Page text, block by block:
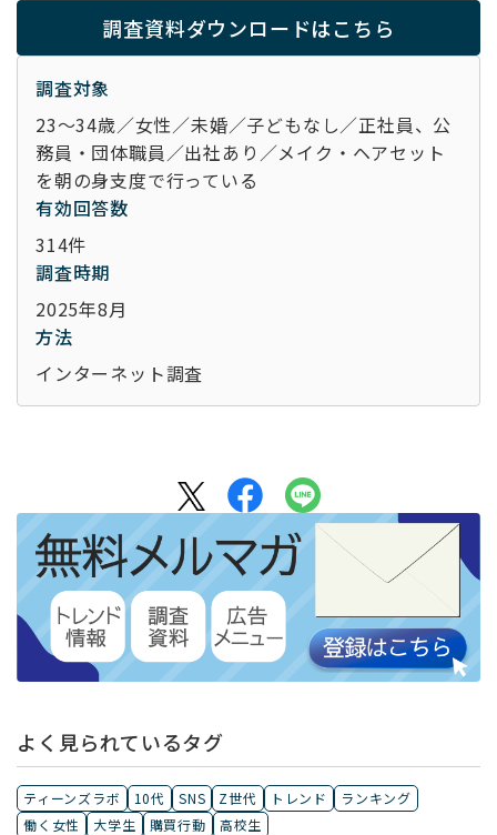
調査資料ダウンロードはこちら
調査対象
23～34歳／女性／未婚／子どもなし／正社員、公
務員・団体職員／出社あり／メイク・ヘアセット
を朝の身支度で行っている
有効回答数
314件
調査時期
2025年8月
方法
インターネット調査
よく見られているタグ
ティーンズラボ 10代 SNS Z世代 トレンド
ランキング
働く女性
大学生 購買行動 高校生